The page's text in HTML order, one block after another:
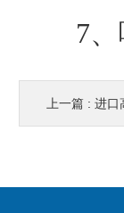
7、喷
上一篇 : 进口